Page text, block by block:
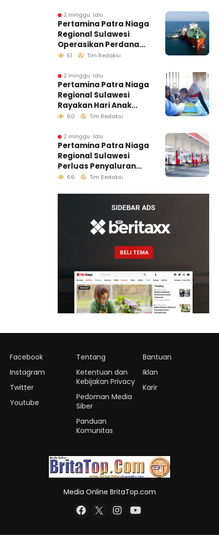
2 minggu lalu
Pertamina Patra Niaga
Regional Sulawesi
Operasikan Perdana
Ship to Ship
Distribusi B50 di
Kawasan Timur
Sulawesi
51 Tim Redaksi
2 minggu lalu
Pertamina Patra Niaga
Regional Sulawesi
Rayakan Hari Anak
Nasional Melalui
Ruang Tumbuh
Generasi Penjaga
Pesisir
60 Tim Redaksi
2 minggu lalu
Pertamina Patra Niaga
Regional Sulawesi
Perluas Penyaluran
Biosolar B50, Kini
66 Tim Redaksi
Facebook
Instagram
Twitter
Youtube
Tentang
Ketentuan dan
Kebijakan Privacy
Pedoman Media
Siber
Panduan
Komunitas
Bantuan
Iklan
Karir
Media Online BritaTop.com